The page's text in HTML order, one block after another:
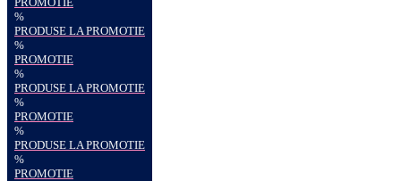
%
PRODUSE LA PROMOTIE
%
PROMOTIE
%
PRODUSE LA PROMOTIE
%
PROMOTIE
%
PRODUSE LA PROMOTIE
%
PROMOTIE